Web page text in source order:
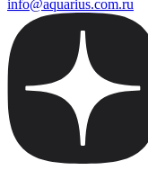
info@aquarius.com.ru